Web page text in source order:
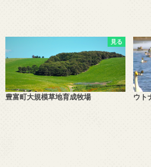
見る
豊富町大規模草地育成牧場 ウト